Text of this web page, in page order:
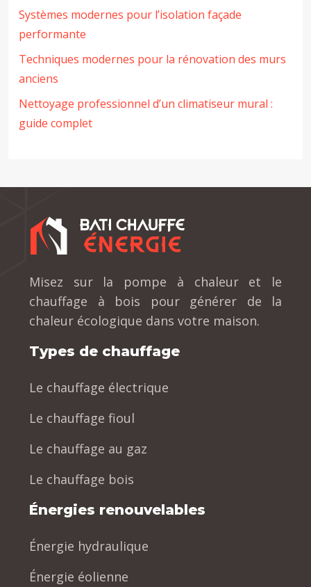
Systèmes modernes pour l’isolation façade
performante
Techniques modernes pour la rénovation des murs
anciens
Nettoyage professionnel d’un climatiseur mural :
guide complet
Misez sur la pompe à chaleur et le
chauffage à bois pour générer de la
chaleur écologique dans votre maison.
Types de chauffage
Le chauffage électrique
Le chauffage fioul
Le chauffage au gaz
Le chauffage bois
Énergies renouvelables
Énergie hydraulique
Énergie éolienne